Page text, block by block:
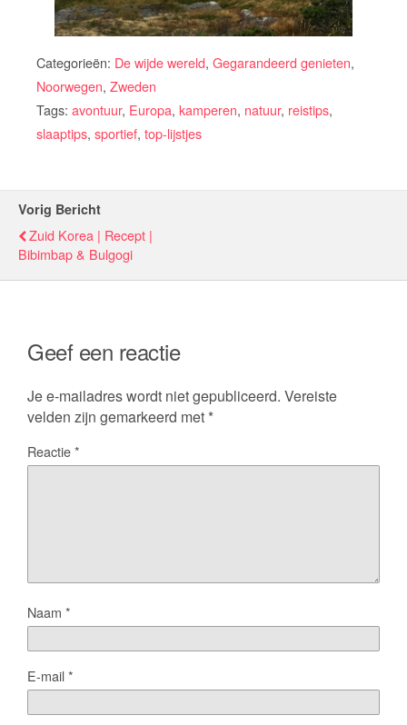
Categorieën: De wijde wereld, Gegarandeerd genieten,
Noorwegen, Zweden
Tags: avontuur, Europa, kamperen, natuur, reistips,
slaaptips, sportief, top-lijstjes
Vorig Bericht
Zuid Korea | Recept |
Bibimbap & Bulgogi
Geef een reactie
Je e-mailadres wordt niet gepubliceerd. Vereiste
velden zijn gemarkeerd met *
Reactie*
Naam *
E-mail*